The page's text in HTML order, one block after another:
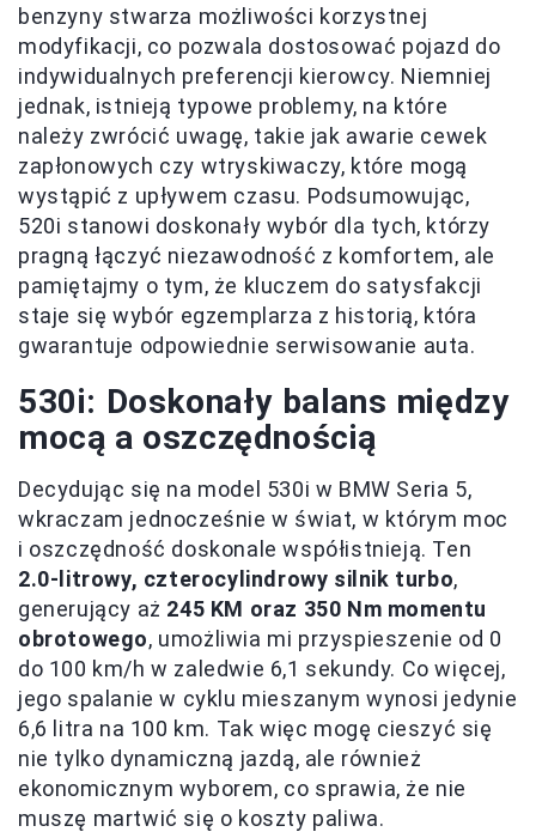
benzyny stwarza możliwości korzystnej
modyfikacji, co pozwala dostosować pojazd do
indywidualnych preferencji kierowcy. Niemniej
jednak, istnieją typowe problemy, na które
należy zwrócić uwagę, takie jak awarie cewek
zapłonowych czy wtryskiwaczy, które mogą
wystąpić z upływem czasu. Podsumowując,
520i stanowi doskonały wybór dla tych, którzy
pragną łączyć niezawodność z komfortem, ale
pamiętajmy o tym, że kluczem do satysfakcji
staje się wybór egzemplarza z historią, która
gwarantuje odpowiednie serwisowanie auta.
530i: Doskonały balans między
mocą a oszczędnością
Decydując się na model 530i w BMW Seria 5,
wkraczam jednocześnie w świat, w którym moc
i oszczędność doskonale współistnieją. Ten
2.0-litrowy, czterocylindrowy silnik turbo,
generujący aż 245 KM oraz 350 Nm momentu
obrotowego, umożliwia mi przyspieszenie od 0
do 100 km/h w zaledwie 6,1 sekundy. Co więcej,
jego spalanie w cyklu mieszanym wynosi jedynie
6,6 litra na 100 km. Tak więc mogę cieszyć się
nie tylko dynamiczną jazdą, ale również
ekonomicznym wyborem, co sprawia, że nie
muszę martwić się o koszty paliwa.